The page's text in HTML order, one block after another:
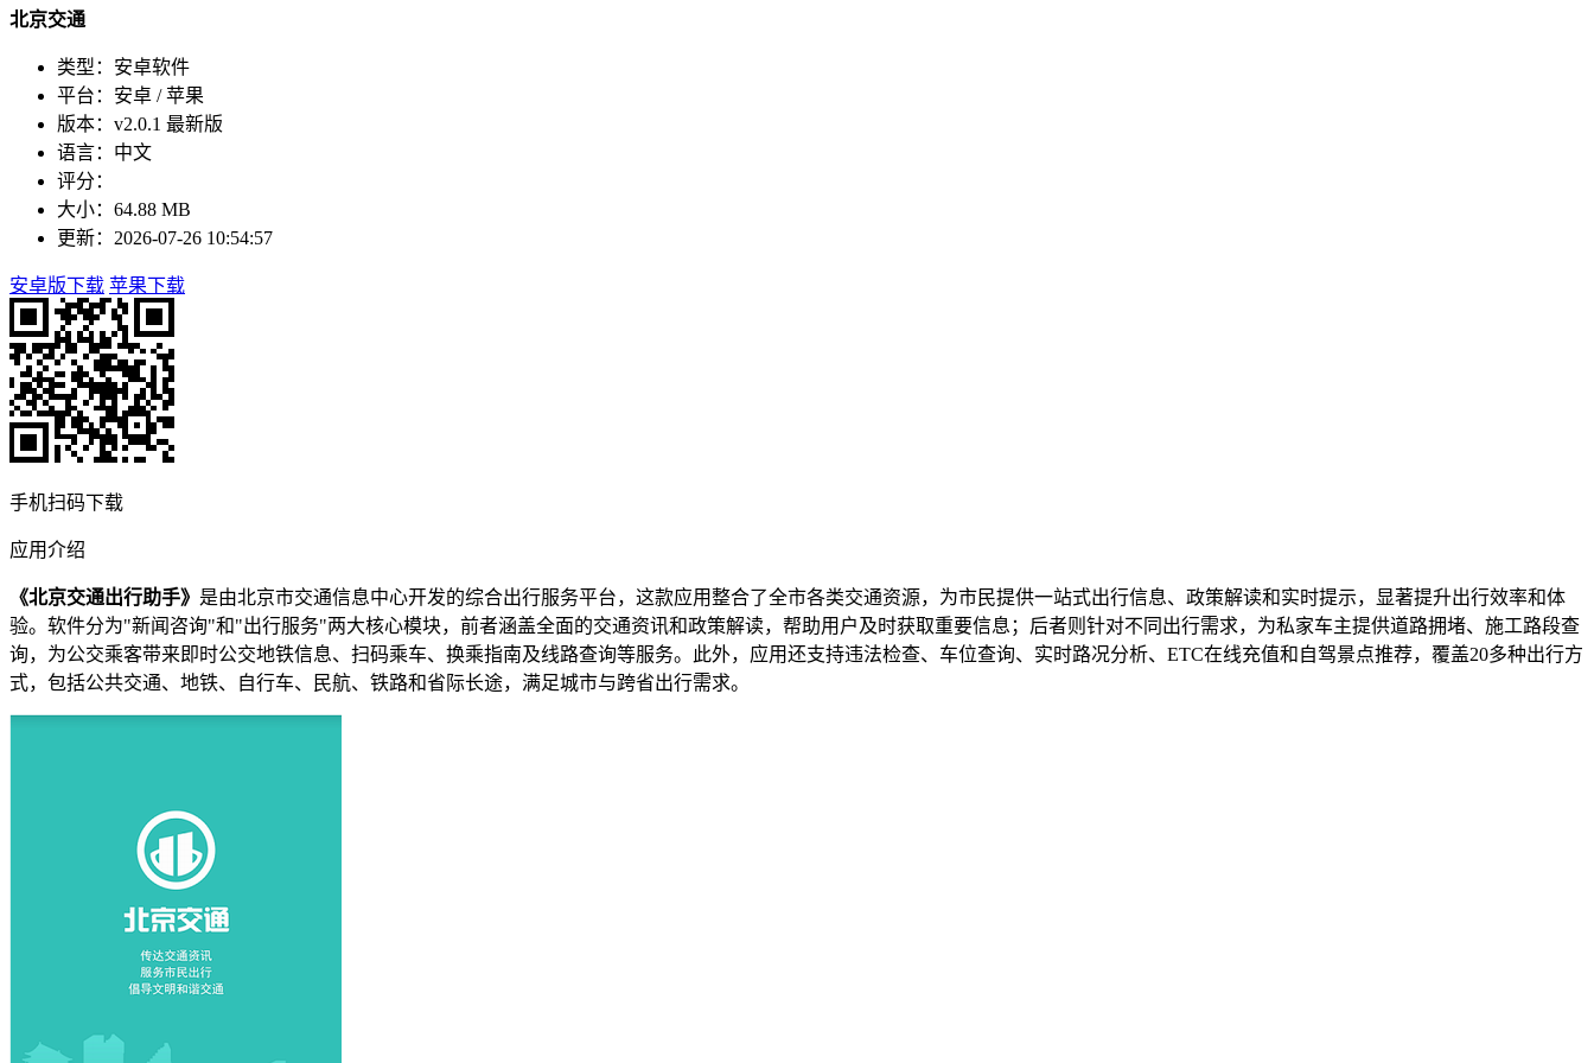
北京交通
类型：安卓软件
平台：安卓 / 苹果
版本：v2.0.1 最新版
语言：中文
评分：
大小：64.88 MB
更新：2026-07-26 10:54:57
安卓版下载 苹果下载
手机扫码下载
应用介绍
《北京交通出行助手》 是由北京市交通信息中心开发的综合出行服务平台，这款应用整合了全市各类交通资源，为市民提供一站式出行信息、政策解读和实时提示，显著提升出行效率和体
验。软件分为"新闻咨询"和"出行服务"两大核心模块，前者涵盖全面的交通资讯和政策解读，帮助用户及时获取重要信息；后者则针对不同出行需求，为私家车主提供道路拥堵、施工路段查
询，为公交乘客带来即时公交地铁信息、扫码乘车、换乘指南及线路查询等服务。此外，应用还支持违法检查、车位查询、实时路况分析、ETC在线充值和自驾景点推荐，覆盖20多种出行方
式，包括公共交通、地铁、自行车、民航、铁路和省际长途，满足城市与跨省出行需求。